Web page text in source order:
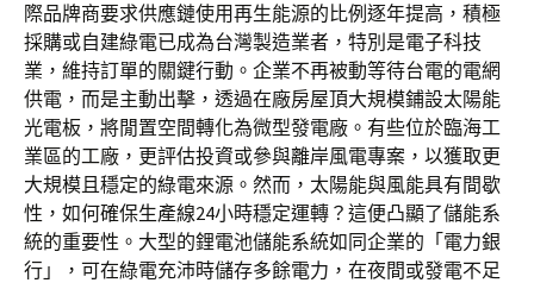
際品牌商要求供應鏈使用再生能源的比例逐年提高，積極
採購或自建綠電已成為台灣製造業者，特別是電子科技
業，維持訂單的關鍵行動。企業不再被動等待台電的電網
供電，而是主動出擊，透過在廠房屋頂大規模鋪設太陽能
光電板，將閒置空間轉化為微型發電廠。有些位於臨海工
業區的工廠，更評估投資或參與離岸風電專案，以獲取更
大規模且穩定的綠電來源。然而，太陽能與風能具有間歇
性，如何確保生產線24小時穩定運轉？這便凸顯了儲能系
統的重要性。大型的鋰電池儲能系統如同企業的「電力銀
行」，可在綠電充沛時儲存多餘電力，在夜間或發電不足